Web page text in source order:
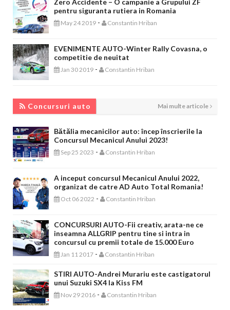
Zero Accidente – O campanie a Grupului ZF
pentru siguranta rutiera in Romania
May 24 2019 - Constantin Hriban
EVENIMENTE AUTO-Winter Rally Covasna, o
competitie de neuitat
Jan 30 2019 - Constantin Hriban
Concursuri auto Mai multe articole
Bătălia mecanicilor auto: încep înscrierile la
Concursul Mecanicul Anului 2023!
Sep 25 2023 - Constantin Hriban
A inceput concursul Mecanicul Anului 2022,
organizat de catre AD Auto Total Romania!
Oct 06 2022 - Constantin Hriban
CONCURSURI AUTO-Fii creativ, arata-ne ce
inseamna ALLGRIP pentru tine si intra in
concursul cu premii totale de 15.000 Euro
Jan 11 2017 - Constantin Hriban
STIRI AUTO-Andrei Murariu este castigatorul
unui Suzuki SX4 la Kiss FM
Nov 29 2016 - Constantin Hriban